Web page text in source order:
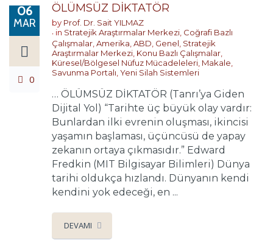
06
MAR
0
ÖLÜMSÜZ DİKTATÖR
by Prof. Dr. Sait YILMAZ
in Stratejik Araştırmalar Merkezi Coğrafi Bazlı
Çalışmalar Amerika ABD Genel Stratejik
Araştırmalar Merkezi Konu Bazlı Çalışmalar
Küresel/Bölgesel Nüfuz Mücadeleleri Makale
Savunma Portalı Yeni Silah Sistemleri
… ÖLÜMSÜZ DİKTATÖR (Tanrı’ya Giden
Dijital Yol) “Tarihte üç büyük olay vardır:
Bunlardan ilki evrenin oluşması, ikincisi
yaşamın başlaması, üçüncüsü de yapay
zekanın ortaya çıkmasıdır.” Edward
Fredkin (MIT Bilgisayar Bilimleri) Dünya
tarihi oldukça hızlandı. Dünyanın kendi
kendini yok edeceği, en ...
DEVAMI